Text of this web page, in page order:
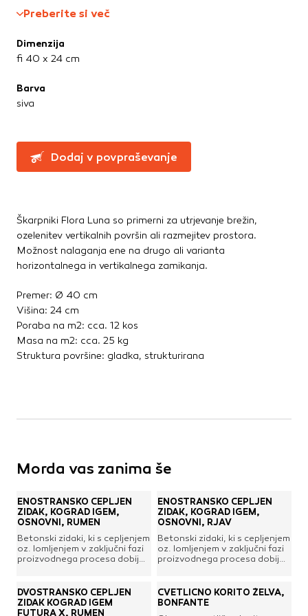
Preberite si več
Dimenzija
fi 40 x 24 cm
Barva
siva
Dodaj v povpraševanje
Škarpniki Flora Luna so primerni za utrjevanje brežin,
ozelenitev vertikalnih površin ali razmejitev prostora.
Možnost nalaganja ene na drugo ali varianta
horizontalnega in vertikalnega zamikanja.
Premer: Ø 40 cm
Višina: 24 cm
Poraba na m2: cca. 12 kos
Masa na m2: cca. 25 kg
Struktura površine: gladka, strukturirana
Morda vas zanima še
ENOSTRANSKO CEPLJEN
ZIDAK, KOGRAD IGEM,
OSNOVNI, RUMEN
Betonski zidaki, ki s cepljenjem
oz. lomljenjem v zaključni fazi
proizvodnega procesa dobijo
naravni kamen. Spekter
njihove uporabe je zelo širok,
saj se uporabljajo za zidanje
ENOSTRANSKO CEPLJEN
ZIDAK, KOGRAD IGEM,
OSNOVNI, RJAV
Betonski zidaki, ki s cepljenjem
oz. lomljenjem v zaključni fazi
proizvodnega procesa dobijo
naravni kamen. Spekter
njihove uporabe je zelo širok,
DVOSTRANSKO CEPLJEN
ZIDAK KOGRAD IGEM
FUTURA X, RUMEN
CVETLIČNO KORITO ŽELVA,
BONFANTE
Partnerska oglaševalska podjetja jih lahko uporabljajo za
prikazovanje ustreznih oglasov na drugih spletnih mestih.
Pri delu uporabljajo edinstveno prepoznavanje vašega
Potrdi moje izbire
DOVOLI VSE